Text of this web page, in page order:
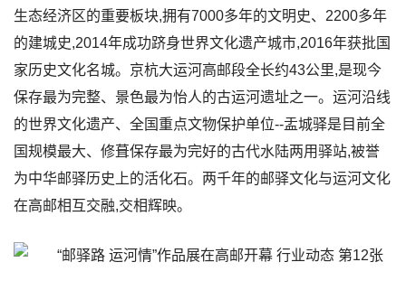
生态经济区的重要板块,拥有7000多年的文明史、2200多年
的建城史,2014年成功跻身世界文化遗产城市,2016年获批国
家历史文化名城。京杭大运河高邮段全长约43公里,是现今
保存最为完整、景色最为怡人的古运河遗址之一。运河沿线
的世界文化遗产、全国重点文物保护单位--盂城驿是目前全
国规模最大、修葺保存最为完好的古代水陆两用驿站,被誉
为中华邮驿历史上的活化石。两千年的邮驿文化与运河文化
在高邮相互交融,交相辉映。